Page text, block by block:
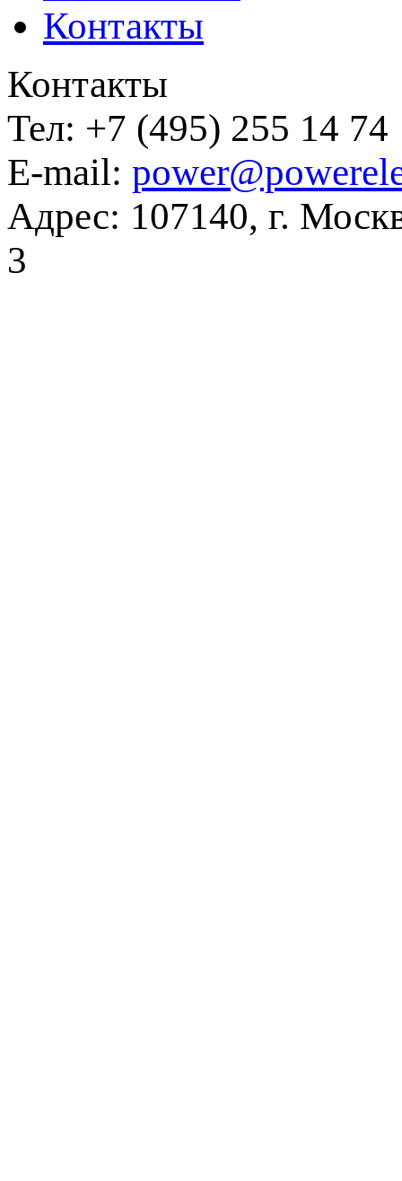
Контакты
Контакты
Тел: +7 (495) 255 14 74
E-mail:
Адрес: 107140, г.
3